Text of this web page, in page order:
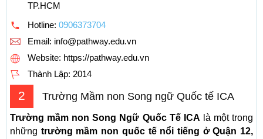
TP.HCM
Hotline: 0906373704
Email: info@pathway.edu.vn
Website: https://pathway.edu.vn
Thành Lập: 2014
2 Trường Mầm non Song ngữ Quốc tế ICA
Trường mầm non Song Ngữ Quốc Tế ICA là một trong
những trường mầm non quốc tế nổi tiếng ở Quận 12,